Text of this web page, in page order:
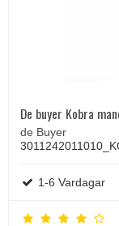
De buyer Kobra
de Buyer
1-6 Vardagar